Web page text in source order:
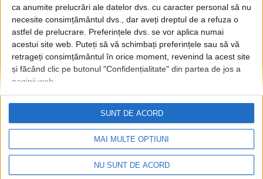
ca anumite prelucrări ale datelor dvs. cu caracter personal să nu
necesite consimțământul dvs., dar aveți dreptul de a refuza o
astfel de prelucrare. Preferințele dvs. se vor aplica numai
acestui site web. Puteți să vă schimbați preferințele sau să vă
retrageți consimțământul în orice moment, revenind la acest site
și făcând clic pe butonul "Confidențialitate" din partea de jos a
paginii web.
MAI MULTE OPȚIUNI
NU SUNT DE ACORD
SUNT DE ACORD
„A desființa clasele de
învățător la liceele
pedagogice este o greșeală.
Cine a terminat liceul
pedagogic și apoi a făcut
facultatea de științe ale
valoros ca învățător”
20 IANUARIE, 2023